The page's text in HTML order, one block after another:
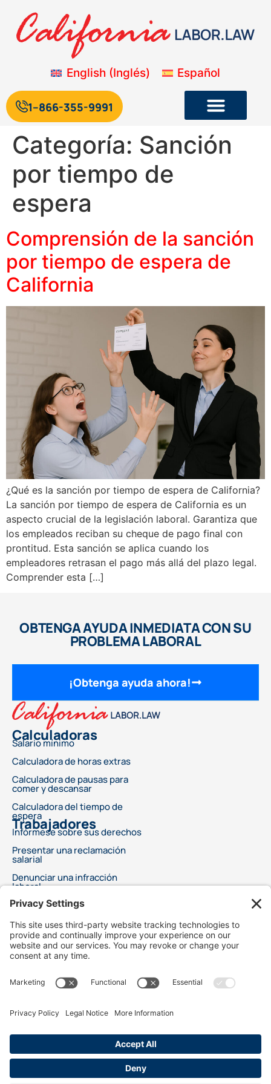
English (Inglés) Español
1--866-355-9991
Categoría: Sanción
por tiempo de
espera
Comprensión de la sanción
por tiempo de espera de
California
¿Qué es la sanción por tiempo de espera de California?
La sanción por tiempo de espera de California es un
aspecto crucial de la legislación laboral. Garantiza que
los empleados reciban su cheque de pago final con
prontitud. Esta sanción se aplica cuando los
empleadores retrasan el pago más allá del plazo legal.
Comprender esta […]
OBTENGA AYUDA INMEDIATA CON SU
PROBLEMA LABORAL
¡Obtenga ayuda ahora!
Calculadoras
Salario mínimo
Calculadora de horas extras
Calculadora de pausas para
comer y descansar
Calculadora del tiempo de
espera
Trabajadores
Infórmese sobre sus derechos
Presentar una reclamación
salarial
Denunciar una infracción
laboral
para su problema legal. Cada caso es diferente y los resultados dependen de leyes,
no debe basarse únicamente en anuncios. Le recomendamos que solicite
información gratuita sobre las cualificaciones y la experiencia de su abogado. Este
anuncio no sugiere servicios legales superiores en comparación con otros abogados.
Tampoco afirma que los abogados sean especialistas certificados o expertos en
ningún campo legal. Los servicios legales solo comenzarán después de un acuerdo
resultado de ningún caso y no es responsable de la conducta de nuestros abogados
publicitarios y/o bufetes de abogados.
datos de marketing, incluida la ubicación. Nuestros socios de análisis pueden
Términos de servicioPolítica de privacidadAviso legal